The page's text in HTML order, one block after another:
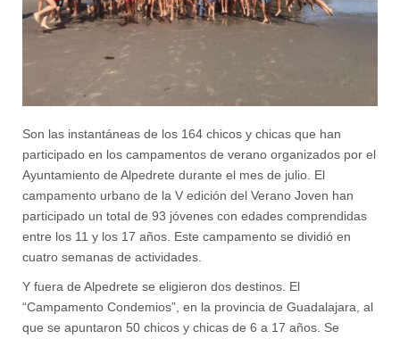
Son las instantáneas de los 164 chicos y chicas que han
participado en los campamentos de verano organizados por el
Ayuntamiento de Alpedrete durante el mes de julio. El
campamento urbano de la V edición del Verano Joven han
participado un total de 93 jóvenes con edades comprendidas
entre los 11 y los 17 años. Este campamento se dividió en
cuatro semanas de actividades.
Y fuera de Alpedrete se eligieron dos destinos. El
“Campamento Condemios”, en la provincia de Guadalajara, al
que se apuntaron 50 chicos y chicas de 6 a 17 años. Se